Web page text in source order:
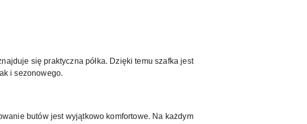
się praktyczna półka. Dzięki temu szafka jest
i sezonowego.
butów jest wyjątkowo komfortowe. Na każdym